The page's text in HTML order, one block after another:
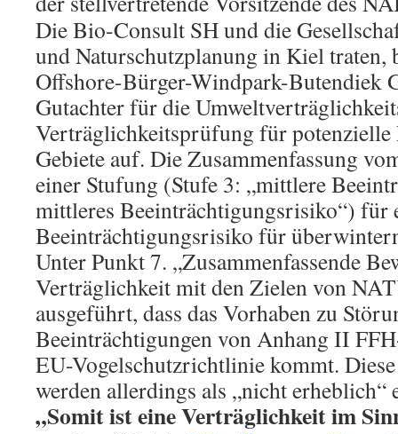
Die Bio-Consult SH und die
und Naturschutzplanung in Kiel traten,
Offshore-Bürger-Windpark-Butendiek
Gutachter für die
Verträglichkeitsprüfung für
Gebiete auf. Die Zusammenfassung
einer Stufung (Stufe 3: „mittlere
mittleres Beeinträchtigungsrisiko“) für
Beeinträchtigungsrisiko für
Unter Punkt 7. „Zusammenfassende
Verträglichkeit mit den Zielen von
ausgeführt, dass das Vorhaben zu
Beeinträchtigungen von Anhang II
EU-Vogelschutzrichtlinie kommt.
werden allerdings als „nicht
„Somit ist eine Verträglichkeit im